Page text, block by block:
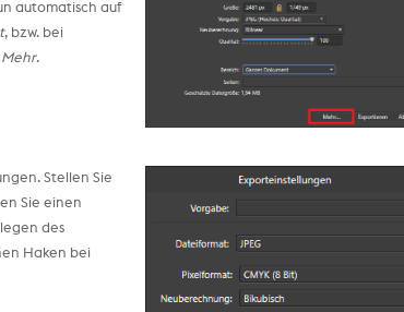
automatisch auf
, bzw. bei
Mehr.
Stellen Sie
Sie einen
des
Haken bei